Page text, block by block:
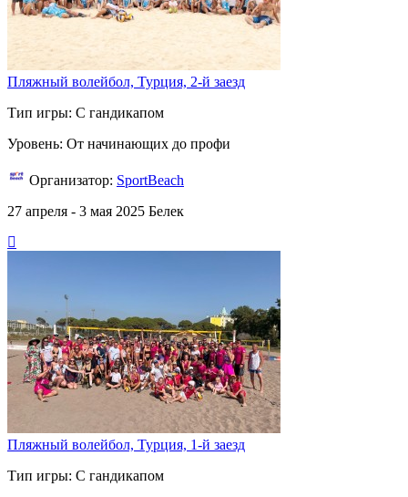
Пляжный волейбол, Турция, 2-й заезд
Тип игры: С гандикапом
Уровень: От начинающих до профи
Организатор: SportBeach
27 апреля - 3 мая 2025 Белек
Пляжный волейбол, Турция, 1-й заезд
Тип игры: С гандикапом